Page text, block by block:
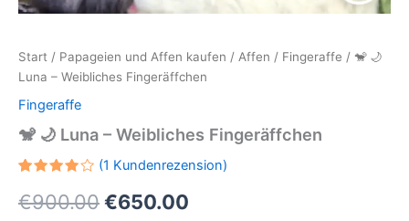
Start / Papageien und Affen kaufen / Affen / Fingeraffe / 🐒 🌙
Luna – Weibliches Fingeräffchen
Fingeraffe
🐒 🌙 Luna – Weibliches Fingeräffchen
mit
4.00
(1 Kundenrezension)
€900.00Ursprünglicher
€650.00